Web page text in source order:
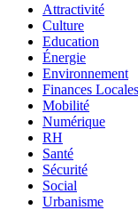
Attractivité
Culture
Education
Énergie
Environnement
Finances Locales
Mobilité
Numérique
RH
Santé
Sécurité
Social
Urbanisme